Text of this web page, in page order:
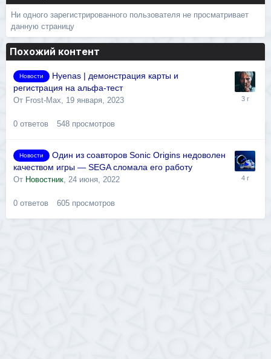
Ни одного зарегистрированного пользователя не просматривает
данную страницу
Похожий контент
Новости
Hyenas | демонстрация карты и
регистрация на альфа-тест
От Frost-Max 19 января, 2023
0 ответов 548 просмотров
Новости
Один из соавторов Sonic Origins недоволен
качеством игры — SEGA сломала его работу
От Новостник, 24 июня, 2022
0 ответов 605 просмотров